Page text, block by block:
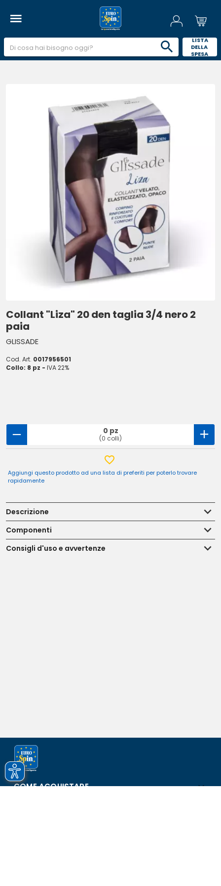
LISTA
DELLA
SPESA
Collant "Liza" 20 den taglia 3/4 nero 2
paia
GLISSADE
Cod. Art. 0017956501
Collo: 8 pz - IVA 22%
0 pz
(0 colli)
Aggiungi questo prodotto ad una lista di preferiti per poterlo trovare
rapidamente
Descrizione
Componenti
Consigli d'uso e avvertenze
COME ACQUISTARE